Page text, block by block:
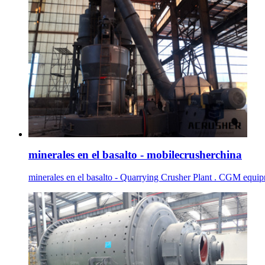
minerales en el basalto - mobilecrusherchina
minerales en el basalto - Quarrying Crusher Plant . CGM